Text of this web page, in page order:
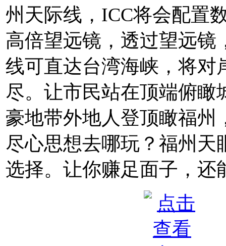
州天际线，ICC将会配置
高倍望远镜，透过望远镜
线可直达台湾海峡，将对
尽。让市民站在顶端俯瞰
豪地带外地人登顶瞰福州
尽心思想去哪玩？福州天
选择。让你赚足面子，还